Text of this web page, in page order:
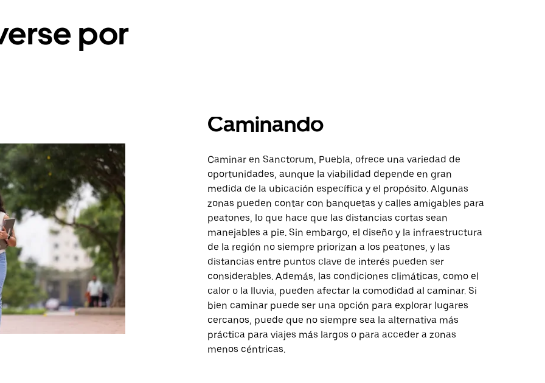
por
Caminando
Caminar en Sanctorum, Puebla, ofrece una variedad de
oportunidades, aunque la viabilidad depende en gran
medida de la ubicación específica y el propósito. Algunas
zonas pueden contar con banquetas y calles amigables para
peatones, lo que hace que las distancias cortas sean
manejables a pie. Sin embargo, el diseño y la infraestructura
de la región no siempre priorizan a los peatones, y las
distancias entre puntos clave de interés pueden ser
considerables. Además, las condiciones climáticas, como el
calor o la lluvia, pueden afectar la comodidad al caminar. Si
bien caminar puede ser una opción para explorar lugares
cercanos, puede que no siempre sea la alternativa más
práctica para viajes más largos o para acceder a zonas
menos céntricas.